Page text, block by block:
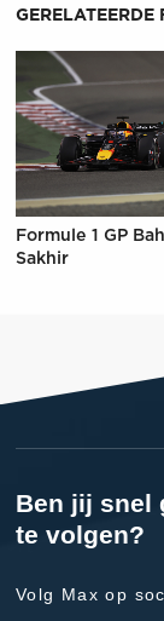
GERELATEERDE
Formule 1 GP
Sakhir
Ben jij snel
te volgen?
Volg Max op